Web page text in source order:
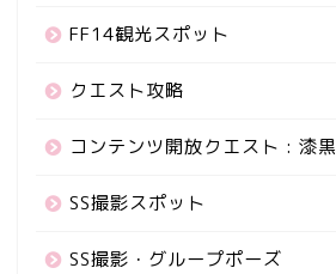
FF14観光スポット
クエスト攻略
コンテンツ開放クエスト : 漆黒
SS撮影スポット
SS撮影・グループポーズ